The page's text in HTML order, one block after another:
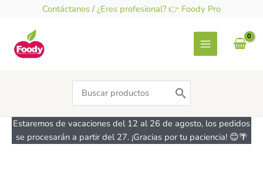
contenido
Contáctanos / ¿Eres profesional? 👉 Foody Pro
Search
for:
Estaremos de vacaciones del 12 al 26 de agosto, los pedidos
se procesarán a partir del 27. ¡Gracias por tu paciencia! 😊🌴